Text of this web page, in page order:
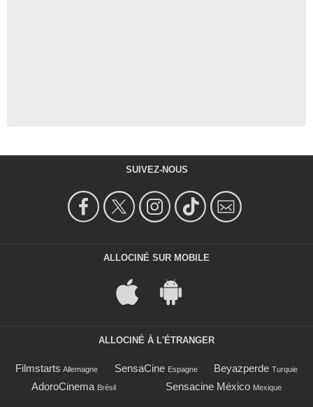
SUIVEZ-NOUS
ALLOCINÉ SUR MOBILE
ALLOCINÉ À L'ÉTRANGER
Filmstarts Allemagne SensaCine Espagne Beyazperde Turquie
AdoroCinema Brésil Sensacine México Mexique